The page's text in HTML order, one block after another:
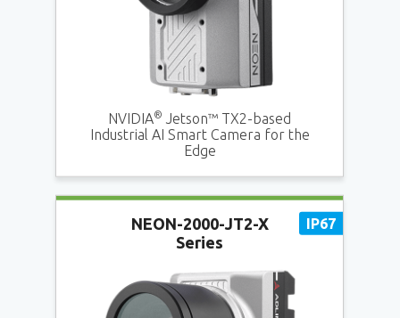
NVIDIA®
Jetson™ TX2-based
Industrial AI Smart Camera for the
Edge
NEON-2000-JT2-X
Series